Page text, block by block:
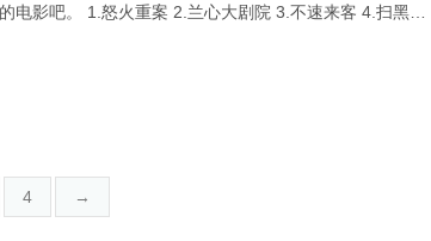
电影吧。 1.怒火重案 2.兰心大剧院 3.不速来客 4.扫黑决
缘起
4 →